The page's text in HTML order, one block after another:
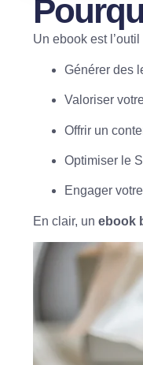
Un ebook est
Générer des
Valoriser
Offrir un
Optimiser le
Engager
En clair, un ebook